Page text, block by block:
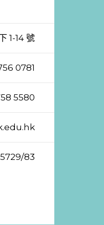
1-14 號
0781
5580
83